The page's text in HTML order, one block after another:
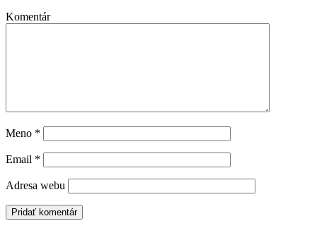
Komentár
Meno *
Email *
Adresa webu